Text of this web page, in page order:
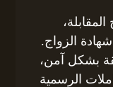
الزواج.
بشكل آمن،
الرسمية